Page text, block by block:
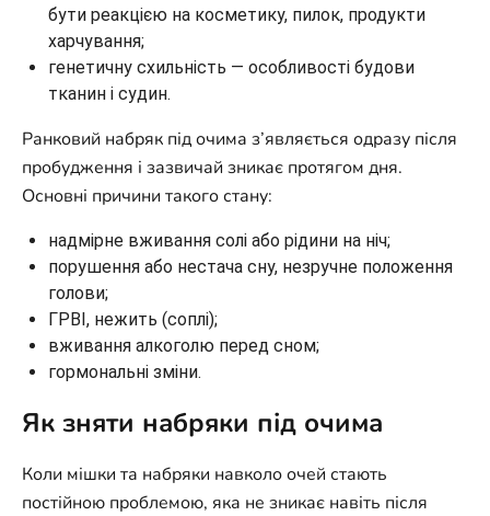
бути реакцією на косметику, пилок, продукти
харчування;
генетичну схильність — особливості будови
тканин і судин.
Ранковий набряк під очима з’являється одразу після
пробудження і зазвичай зникає протягом дня.
Основні причини такого стану:
надмірне вживання солі або рідини на ніч;
порушення або нестача сну, незручне положення
голови;
ГРВІ, нежить (соплі);
вживання алкоголю перед сном;
гормональні зміни.
Як зняти набряки під очима
Коли мішки та набряки навколо очей стають
постійною проблемою, яка не зникає навіть після